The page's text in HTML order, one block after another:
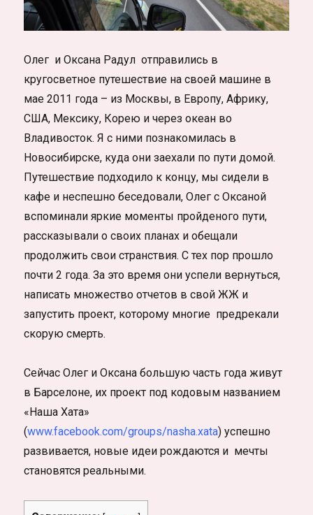
Олег и Оксана Радул отправились в
кругосветное путешествие на своей машине в
мае 2011 года – из Москвы, в Европу, Африку,
США, Мексику, Корею и через океан во
Владивосток. Я с ними познакомилась в
Новосибирске, куда они заехали по пути домой.
Путешествие подходило к концу, мы сидели в
кафе и неспешно беседовали, Олег с Оксаной
вспоминали яркие моменты пройденого пути,
рассказывали о своих планах и обещали
продолжить свои странствия. С тех пор прошло
почти 2 года. За это время они успели вернуться,
написать множество отчетов в свой ЖЖ и
запустить проект, которому многие предрекали
скорую смерть.
Сейчас Олег и Оксана большую часть года живут
в Барселоне, их проект под кодовым названием
«Наша Хата»
(www.facebook.com/groups/nasha.xata) успешно
развивается, новые идеи рождаются и мечты
становятся реальными.